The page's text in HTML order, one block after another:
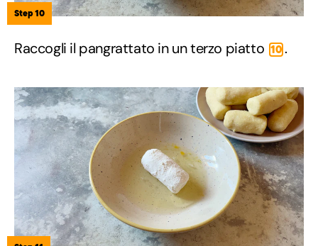
Step 10
Raccogli il pangrattato in un terzo piatto 10 .